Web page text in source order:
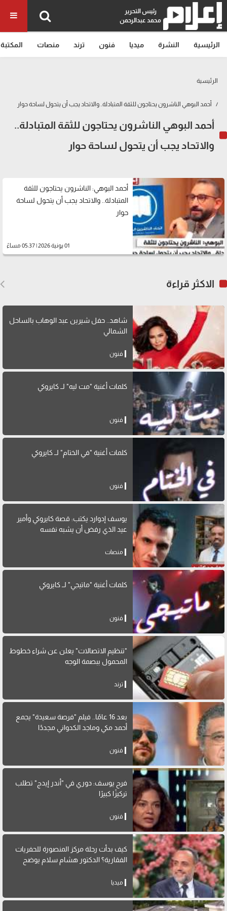
رئيس التحرير
محمد عبدالرحمن
الرئيسية النشرة ميديا فنون ترند منصات المكتبة
الرئيسية
أحمد البوهي الناشرون يحتاجون للثقة المتبادلة.. والاتحاد يجب أن يتحول لساحة حوار
أحمد البوهي الناشرون يحتاجون للثقة المتبادلة..
والاتحاد يجب أن يتحول لساحة حوار
أحمد البوهي: الناشرون يحتاجون للثقة
المتبادلة.. والاتحاد يجب أن يتحول لساحة
حوار
01 يونية 2026 | 05:37 مساءً
الاكثر قراءة
شاهد.. حفل شيرين عبد الوهاب بالساحل
الشمالي
فنون
كلمات أغنية "مت ليه" لــ كايروكي
فنون
كلمات أغنية "في الختام" لــ كايروكي
فنون
يوسف إدوارد يكتب: قصة كايروكي وأمير
عيد الذي رفض أن يشبه نفسه
منصات
كلمات أغنية "ماتيجي" لــ كايروكي
فنون
"تنظيم الاتصالات" يعلن عن شراء خطوط
المحمول ببصمة الوجه
ترند
بعد 16 عامًا.. فيلم "فرصة سعيدة" يجمع
أحمد مكي وماجد الكدواني مجددًا
فنون
فرح يوسف: دوري في "أندر إيدج" تطلب
تركيزًا كبيرًا
فنون
كيف بدأت رحلة مركز المنصورة للحفريات
الفقارية؟ الدكتور هشام سلام يوضح
ميديا